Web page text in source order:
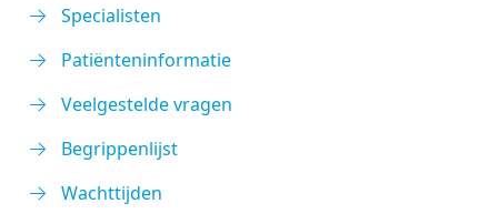
Specialisten
Patiënteninformatie
Veelgestelde vragen
Begrippenlijst
Wachttijden